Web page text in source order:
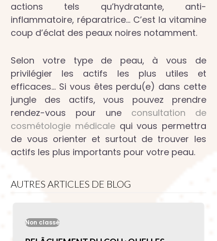
actions tels qu’hydratante, anti-
inflammatoire, réparatrice… C’est la vitamine
coup d’éclat des peaux noires notamment.
Selon votre type de peau, à vous de
privilégier les actifs les plus utiles et
efficaces… Si vous êtes perdu(e) dans cette
jungle des actifs, vous pouvez prendre
rendez-vous pour une consultation de
cosmétologie médicalequi vous permettra
de vous orienter et surtout de trouver les
actifs les plus importants pour votre peau.
AUTRES ARTICLES DE BLOG
Non classé